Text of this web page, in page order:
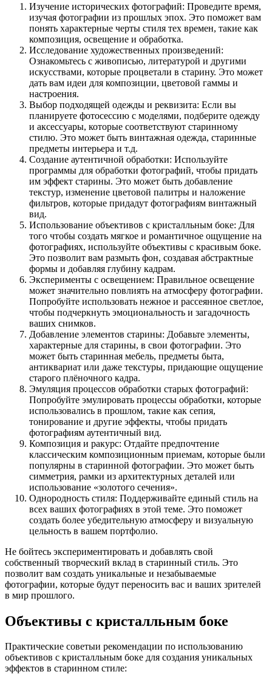
Изучение исторических фотографий: Проведите время,
изучая фотографии из прошлых эпох. Это поможет вам
понять характерные черты стиля тех времен, такие как
композиция, освещение и обработка.
Исследование художественных произведений:
Ознакомьтесь с живописью, литературой и другими
искусствами, которые процветали в старину. Это может
дать вам идеи для композиции, цветовой гаммы и
настроения.
Выбор подходящей одежды и реквизита: Если вы
планируете фотосессию с моделями, подберите одежду
и аксессуары, которые соответствуют старинному
стилю. Это может быть винтажная одежда, старинные
предметы интерьера и т.д.
Создание аутентичной обработки: Используйте
программы для обработки фотографий, чтобы придать
им эффект старины. Это может быть добавление
текстур, изменение цветовой палитры и наложение
фильтров, которые придадут фотографиям винтажный
вид.
Использование объективов с кристалльным боке: Для
того чтобы создать мягкое и романтичное ощущение на
фотографиях, используйте объективы с красивым боке.
Это позволит вам размыть фон, создавая абстрактные
формы и добавляя глубину кадрам.
Эксперименты с освещением: Правильное освещение
может значительно повлиять на атмосферу фотографии.
Попробуйте использовать нежное и рассеянное светлое,
чтобы подчеркнуть эмоциональность и загадочность
ваших снимков.
Добавление элементов старины: Добавьте элементы,
характерные для старины, в свои фотографии. Это
может быть старинная мебель, предметы быта,
антиквариат или даже текстуры, придающие ощущение
старого плёночного кадра.
Эмуляция процессов обработки старых фотографий:
Попробуйте эмулировать процессы обработки, которые
использовались в прошлом, такие как сепия,
тонирование и другие эффекты, чтобы придать
фотографиям аутентичный вид.
Композиция и ракурс: Отдайте предпочтение
классическим композиционным приемам, которые были
популярны в старинной фотографии. Это может быть
симметрия, рамки из архитектурных деталей или
использование «золотого сечения».
Однородность стиля: Поддерживайте единый стиль на
всех ваших фотографиях в этой теме. Это поможет
создать более убедительную атмосферу и визуальную
цельность в вашем портфолио.
Не бойтесь экспериментировать и добавлять свой
собственный творческий вклад в старинный стиль. Это
позволит вам создать уникальные и незабываемые
фотографии, которые будут переносить вас и ваших зрителей
в мир прошлого.
Объективы с кристалльным боке
Практические советыи рекомендации по использованию
объективов с кристалльным боке для создания уникальных
эффектов в старинном стиле: